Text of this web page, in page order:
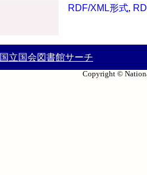
RDF/XML形式,
国立国会図書館サーチ
Copyright ©